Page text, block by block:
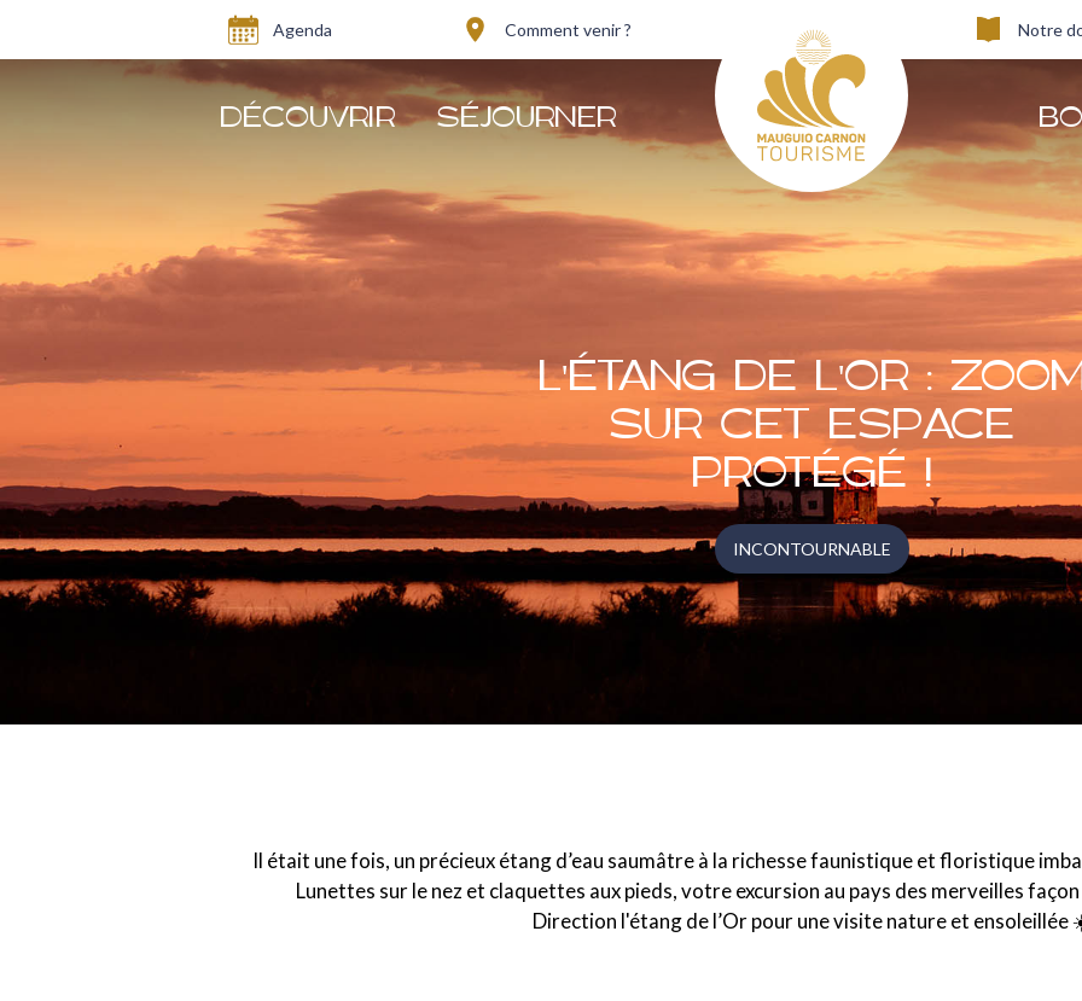
Agenda Comment venir ? Notre
DÉCOUVRIR SÉJOURNER
L'ÉTANG DE L'OR :
SUR CET ESPACE
PROTÉGÉ !
INCONTOURNABLE
Il était une fois, un précieux étang d’eau saumâtre à la richesse faunistique et floristique
Lunettes sur le nez et claquettes aux pieds, votre excursion au pays des merveilles
Direction l'étang de l’Or pour une visite nature et ensoleillée